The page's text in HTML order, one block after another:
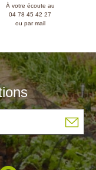
À votre écoute au
04 78 45 42 27
ou par mail